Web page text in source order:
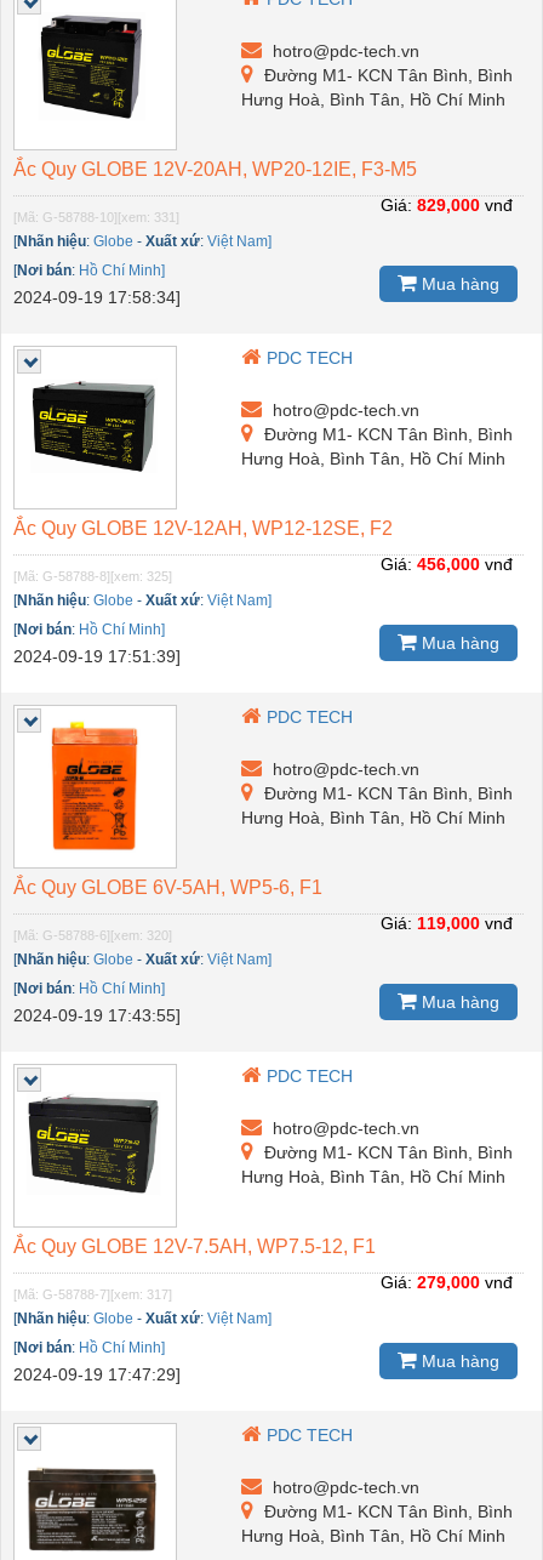
hotro@pdc-tech.vn
Đường M1- KCN Tân Bình, Bình
Hưng Hoà, Bình Tân, Hồ Chí Minh
Ắc Quy GLOBE 12V-20AH, WP20-12IE, F3-M5
[Mã: G-58788-10][xem: 331]
[Nhãn hiệu: Globe - Xuất xứ: Việt Nam]
[Nơi bán: Hồ Chí Minh]
2024-09-19 17:58:34]
Giá: 829,000 vnđ
Mua hàng
PDC TECH
hotro@pdc-tech.vn
Đường M1- KCN Tân Bình, Bình
Hưng Hoà, Bình Tân, Hồ Chí Minh
Ắc Quy GLOBE 12V-12AH, WP12-12SE, F2
[Mã: G-58788-8][xem: 325]
[Nhãn hiệu: Globe - Xuất xứ: Việt Nam]
[Nơi bán: Hồ Chí Minh]
2024-09-19 17:51:39]
Giá: 456,000 vnđ
Mua hàng
PDC TECH
hotro@pdc-tech.vn
Đường M1- KCN Tân Bình, Bình
Hưng Hoà, Bình Tân, Hồ Chí Minh
Ắc Quy GLOBE 6V-5AH, WP5-6, F1
[Mã: G-58788-6][xem: 320]
[Nhãn hiệu: Globe - Xuất xứ: Việt Nam]
[Nơi bán: Hồ Chí Minh]
2024-09-19 17:43:55]
Giá: 119,000 vnđ
Mua hàng
PDC TECH
hotro@pdc-tech.vn
Đường M1- KCN Tân Bình, Bình
Hưng Hoà, Bình Tân, Hồ Chí Minh
Ắc Quy GLOBE 12V-7.5AH, WP7.5-12, F1
[Mã: G-58788-7][xem: 317]
[Nhãn hiệu: Globe - Xuất xứ: Việt Nam]
[Nơi bán: Hồ Chí Minh]
2024-09-19 17:47:29]
Giá: 279,000 vnđ
Mua hàng
PDC TECH
hotro@pdc-tech.vn
Đường M1- KCN Tân Bình, Bình
Hưng Hoà, Bình Tân, Hồ Chí Minh